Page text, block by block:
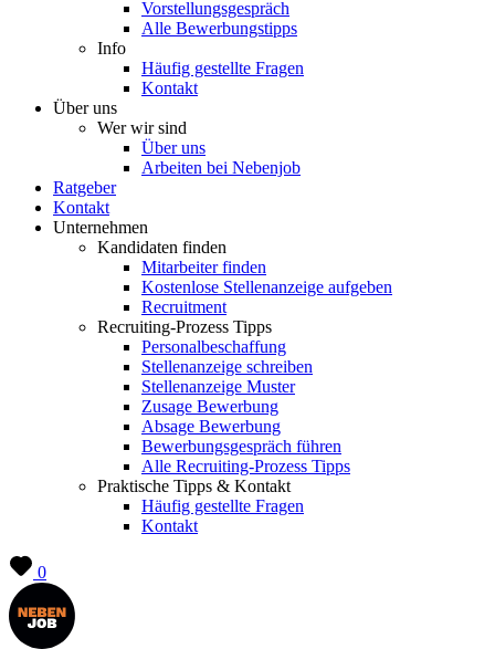
Vorstellungsgespräch
Alle Bewerbungstipps
Info
Häufig gestellte Fragen
Kontakt
Über uns
Wer wir sind
Über uns
Arbeiten bei Nebenjob
Ratgeber
Kontakt
Unternehmen
Kandidaten finden
Mitarbeiter finden
Kostenlose Stellenanzeige aufgeben
Recruitment
Recruiting-Prozess Tipps
Personalbeschaffung
Stellenanzeige schreiben
Stellenanzeige Muster
Zusage Bewerbung
Absage Bewerbung
Bewerbungsgespräch führen
Alle Recruiting-Prozess Tipps
Praktische Tipps & Kontakt
Häufig gestellte Fragen
Kontakt
0